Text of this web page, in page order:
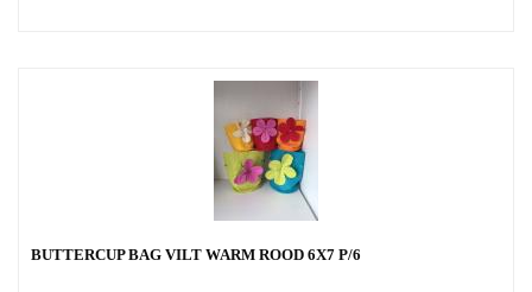
BUTTERCUP BAG VILT WARM ROOD 6X7 P/6